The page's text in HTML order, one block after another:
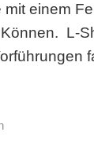
einem
L-